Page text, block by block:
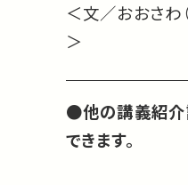
＜文／おおさわ
＞
●他の講義紹
できます。